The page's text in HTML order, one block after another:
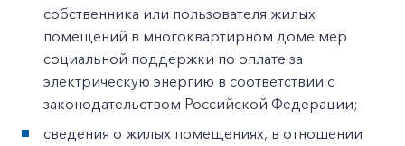
собственника или пользователя жилых
помещений в многоквартирном доме мер
социальной поддержки по оплате за
электрическую энергию в соответствии с
законодательством Российской Федерации;
сведения о жилых помещениях, в отношении